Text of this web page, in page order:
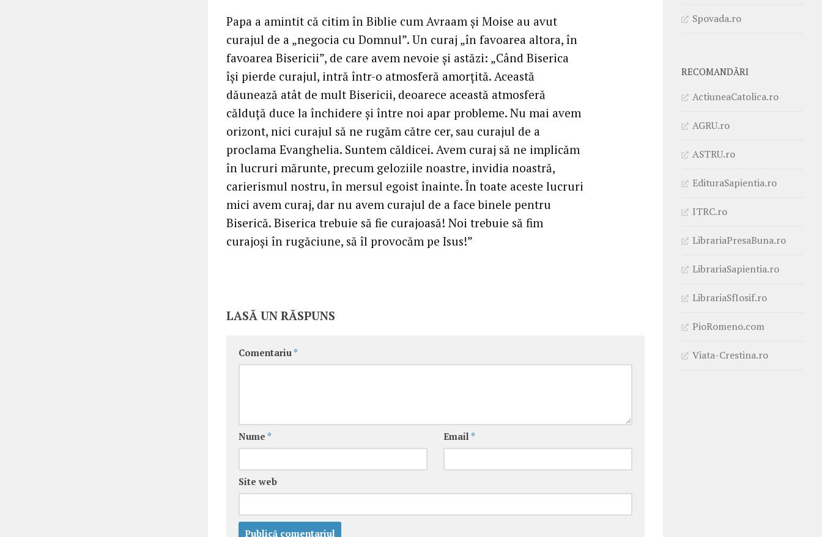
Papa a amintit că citim în Biblie cum Avraam şi Moise au avut
curajul de a „negocia cu Domnul”. Un curaj „în favoarea altora, în
favoarea Bisericii”, de care avem nevoie şi astăzi: „Când Biserica
îşi pierde curajul, intră într-o atmosferă amorţită. Această
dăunează atât de mult Bisericii, deoarece această atmosferă
călduţă duce la închidere şi între noi apar probleme. Nu mai avem
orizont, nici curajul să ne rugăm către cer, sau curajul de a
proclama Evanghelia. Suntem căldicei. Avem curaj să ne implicăm
în lucruri mărunte, precum geloziile noastre, invidia noastră,
carierismul nostru, în mersul egoist înainte. În toate aceste lucruri
mici avem curaj, dar nu avem curajul de a face binele pentru
Biserică. Biserica trebuie să fie curajoasă! Noi trebuie să fim
curajoşi în rugăciune, să îl provocăm pe Isus!”
LASĂ UN RĂSPUNS
Comentariu *
Nume * Email *
Site web
Spovada.ro
RECOMANDĂRI
ActiuneaCatolica.ro
AGRU.ro
ASTRU.ro
EdituraSapientia.ro
ITRC.ro
LibrariaPresaBuna.ro
LibrariaSapientia.ro
LibrariaSfIosif.ro
PioRomeno.com
Viata-Crestina.ro